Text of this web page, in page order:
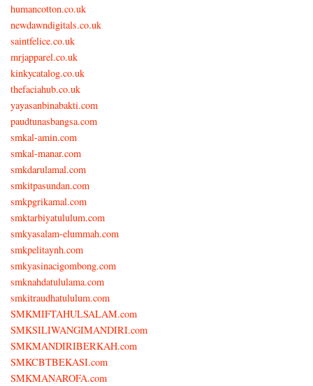
humancotton.co.uk
newdawndigitals.co.uk
saintfelice.co.uk
mrjapparel.co.uk
kinkycatalog.co.uk
thefaciahub.co.uk
yayasanbinabakti.com
paudtunasbangsa.com
smkal-amin.com
smkal-manar.com
smkdarulamal.com
smkitpasundan.com
smkpgrikamal.com
smktarbiyatululum.com
smkyasalam-elummah.com
smkpelitaynh.com
smkyasinacigombong.com
smknahdatululama.com
smkitraudhatululum.com
SMKMIFTAHULSALAM.com
SMKSILIWANGIMANDIRI.com
SMKMANDIRIBERKAH.com
SMKCBTBEKASI.com
SMKMANAROFA.com